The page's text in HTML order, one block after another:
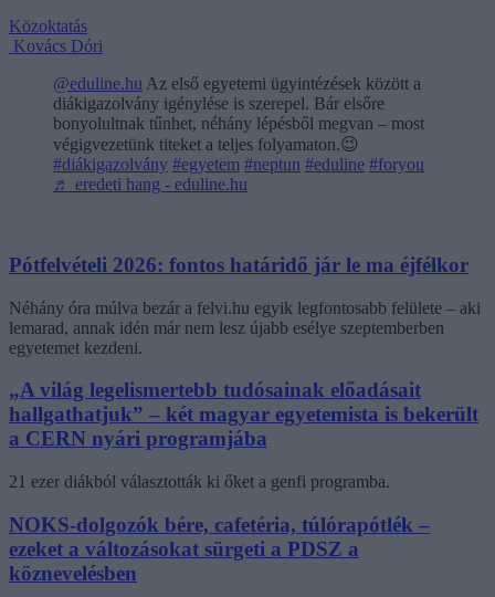
Közoktatás
Kovács Dóri
@eduline.hu Az első egyetemi ügyintézések között a
diákigazolvány igénylése is szerepel. Bár elsőre
bonyolultnak tűnhet, néhány lépésből megvan – most
végigvezetünk titeket a teljes folyamaton.😉
#diákigazolvány #egyetem #neptun #eduline #foryou
♬ eredeti hang - eduline.hu
Pótfelvételi 2026: fontos határidő jár le ma éjfélkor
Néhány óra múlva bezár a felvi.hu egyik legfontosabb felülete – aki
lemarad, annak idén már nem lesz újabb esélye szeptemberben
egyetemet kezdeni.
„A világ legelismertebb tudósainak előadásait
hallgathatjuk” – két magyar egyetemista is bekerült
a CERN nyári programjába
21 ezer diákból választották ki őket a genfi programba.
NOKS-dolgozók bére, cafetéria, túlórapótlék –
ezeket a változásokat sürgeti a PDSZ a
köznevelésben